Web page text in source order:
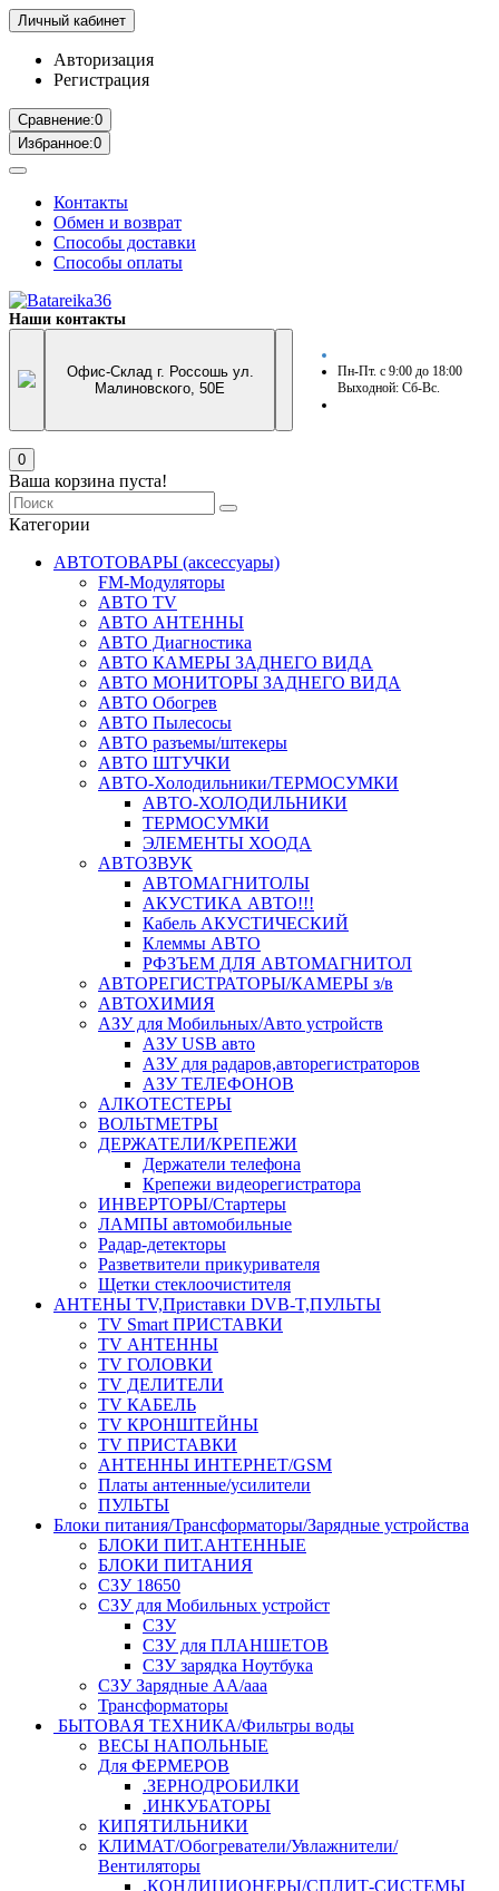
Личный кабинет
Авторизация
Регистрация
Сравнение:0
Избранное:0
Контакты
Обмен и возврат
Способы доставки
Способы оплаты
Наши контакты
Офис-Склад г. Россошь ул.
Малиновского, 50Е
Пн-Пт. с 9:00 до 18:00
Выходной: Сб-Вс.
0
Ваша корзина пуста!
Категории
АВТОТОВАРЫ (аксессуары)
FM-Модуляторы
АВТО TV
АВТО АНТЕННЫ
АВТО Диагностика
АВТО КАМЕРЫ ЗАДНЕГО ВИДА
АВТО МОНИТОРЫ ЗАДНЕГО ВИДА
АВТО Обогрев
АВТО Пылесосы
АВТО разъемы/штекеры
АВТО ШТУЧКИ
АВТО-Холодильники/ТЕРМОСУМКИ
АВТО-ХОЛОДИЛЬНИКИ
ТЕРМОСУМКИ
ЭЛЕМЕНТЫ ХООДА
АВТОЗВУК
АВТОМАГНИТОЛЫ
АКУСТИКА АВТО!!!
Кабель АКУСТИЧЕСКИЙ
Клеммы АВТО
РФЗЪЕМ ДЛЯ АВТОМАГНИТОЛ
АВТОРЕГИСТРАТОРЫ/КАМЕРЫ з/в
АВТОХИМИЯ
АЗУ для Мобильных/Авто устройств
АЗУ USB авто
АЗУ для радаров,авторегистраторов
АЗУ ТЕЛЕФОНОВ
АЛКОТЕСТЕРЫ
ВОЛЬТМЕТРЫ
ДЕРЖАТЕЛИ/КРЕПЕЖИ
Держатели телефона
Крепежи видеорегистратора
ИНВЕРТОРЫ/Стартеры
ЛАМПЫ автомобильные
Радар-детекторы
Разветвители прикуривателя
Щетки стеклоочистителя
АНТЕНЫ ТV,Приставки DVB-T,ПУЛЬТЫ
TV Smart ПРИСТАВКИ
TV АНТЕННЫ
TV ГОЛОВКИ
TV ДЕЛИТЕЛИ
TV КАБЕЛЬ
TV КРОНШТЕЙНЫ
TV ПРИСТАВКИ
АНТЕННЫ ИНТЕРНЕТ/GSM
Платы антенные/усилители
ПУЛЬТЫ
Блоки питания/Трансформаторы/Зарядные устройства
БЛОКИ ПИТ.АНТЕННЫЕ
БЛОКИ ПИТАНИЯ
СЗУ 18650
СЗУ для Мобильных устройст
СЗУ
СЗУ для ПЛАНШЕТОВ
СЗУ зарядка Ноутбука
СЗУ Зарядные АА/ааа
Трансформаторы
БЫТОВАЯ ТЕХНИКА/Фильтры воды
ВЕСЫ НАПОЛЬНЫЕ
Для ФЕРМЕРОВ
.ЗЕРНОДРОБИЛКИ
.ИНКУБАТОРЫ
КИПЯТИЛЬНИКИ
КЛИМАТ/Обогреватели/Увлажнители/
Вентиляторы
.КОНДИЦИОНЕРЫ/СПЛИТ-СИСТЕМЫ